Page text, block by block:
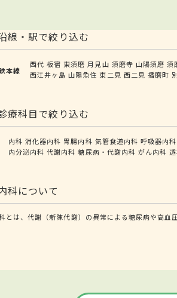
線・駅で絞り込む
本線
西代 板宿 東須磨 月見山 須磨寺 山陽須磨 須
西江井ヶ島 山陽魚住 東二見 西二見 播磨町
療科目で絞り込む
内科 消化器内科 胃腸内科 気管食道内科 呼吸器内科
内分泌内科 代謝内科 糖尿病・代謝内科 がん内科
科について
とは、代謝（新陳代謝）の異常による糖尿病や高血